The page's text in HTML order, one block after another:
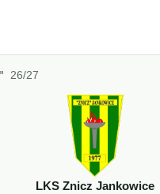
26/27
LKS Znicz Jankowice